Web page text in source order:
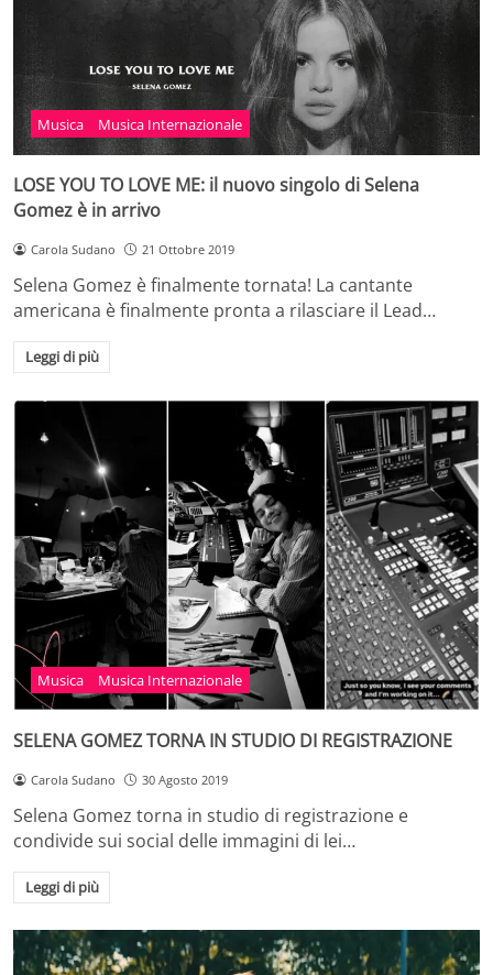
Musica Musica Internazionale
LOSE YOU TO LOVE ME: il nuovo singolo di Selena
Gomez è in arrivo
Carola Sudano 21 Ottobre 2019
Selena Gomez è finalmente tornata! La cantante
americana è finalmente pronta a rilasciare il Lead…
Leggi di più
Musica Musica Internazionale
SELENA GOMEZ TORNA IN STUDIO DI REGISTRAZIONE
Carola Sudano 30 Agosto 2019
Selena Gomez torna in studio di registrazione e
condivide sui social delle immagini di lei…
Leggi di più